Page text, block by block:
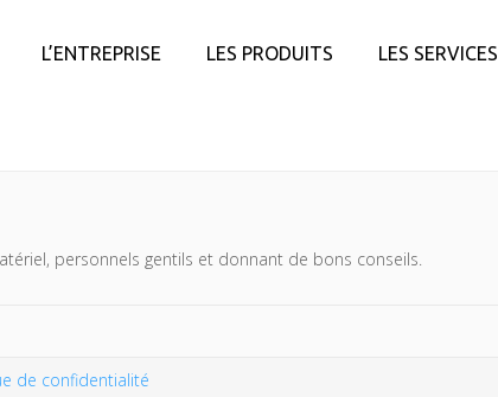
L’ENTREPRISE LES PRODUITS LES SERVICES
personnels gentils et donnant de bons conseils.
de confidentialité